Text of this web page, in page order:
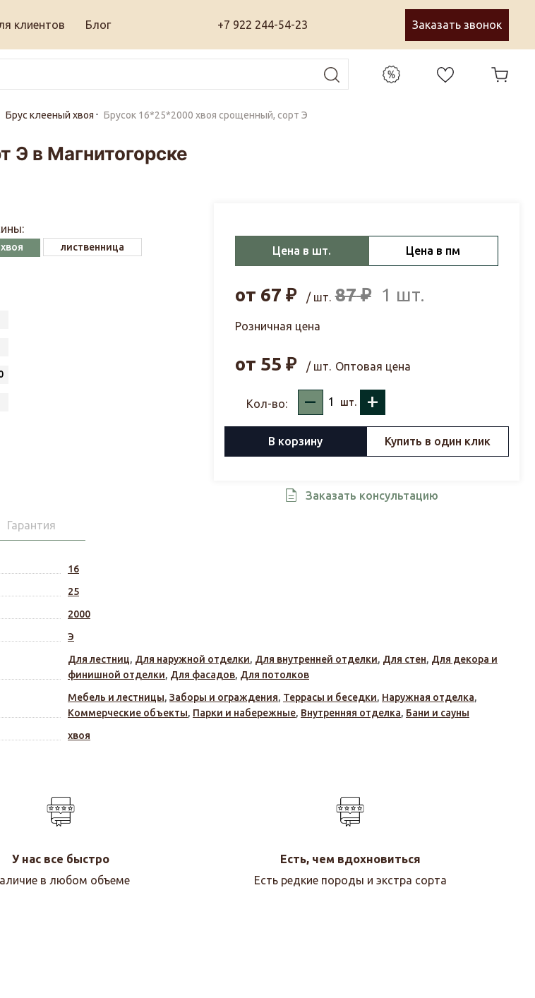
клиентов Блог +7 922 244-54-23 Заказать звонок
Брус клееный хвоя Брусок 16*25*2000 хвоя срощенный, сорт Э
Э в Магнитогорске
хвоя
лиственница
Цена в шт. Цена в пм
от 67 ₽ / шт. 87₽ 1 шт.
Розничная цена
от 55 ₽ / шт. Оптовая цена
Кол-во: – шт. +
В корзину Купить в один клик
Заказать консультацию
Гарантия
16
25
2000
Э
Для лестниц, Для наружной отделки, Для внутренней отделки, Для стен, Для декора и
финишной отделки, Для фасадов, Для потолков
Мебель и лестницы, Заборы и ограждения, Террасы и беседки, Наружная отделка,
Коммерческие объекты, Парки и набережные, Внутренняя отделка, Бани и сауны
хвоя
У нас все быстро
в любом объеме
Есть, чем вдохновиться
Есть редкие породы и экстра сорта